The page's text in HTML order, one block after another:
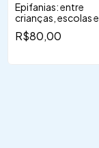
Epifanias: entre
crianças, escolas e
sonhos
R$80,00